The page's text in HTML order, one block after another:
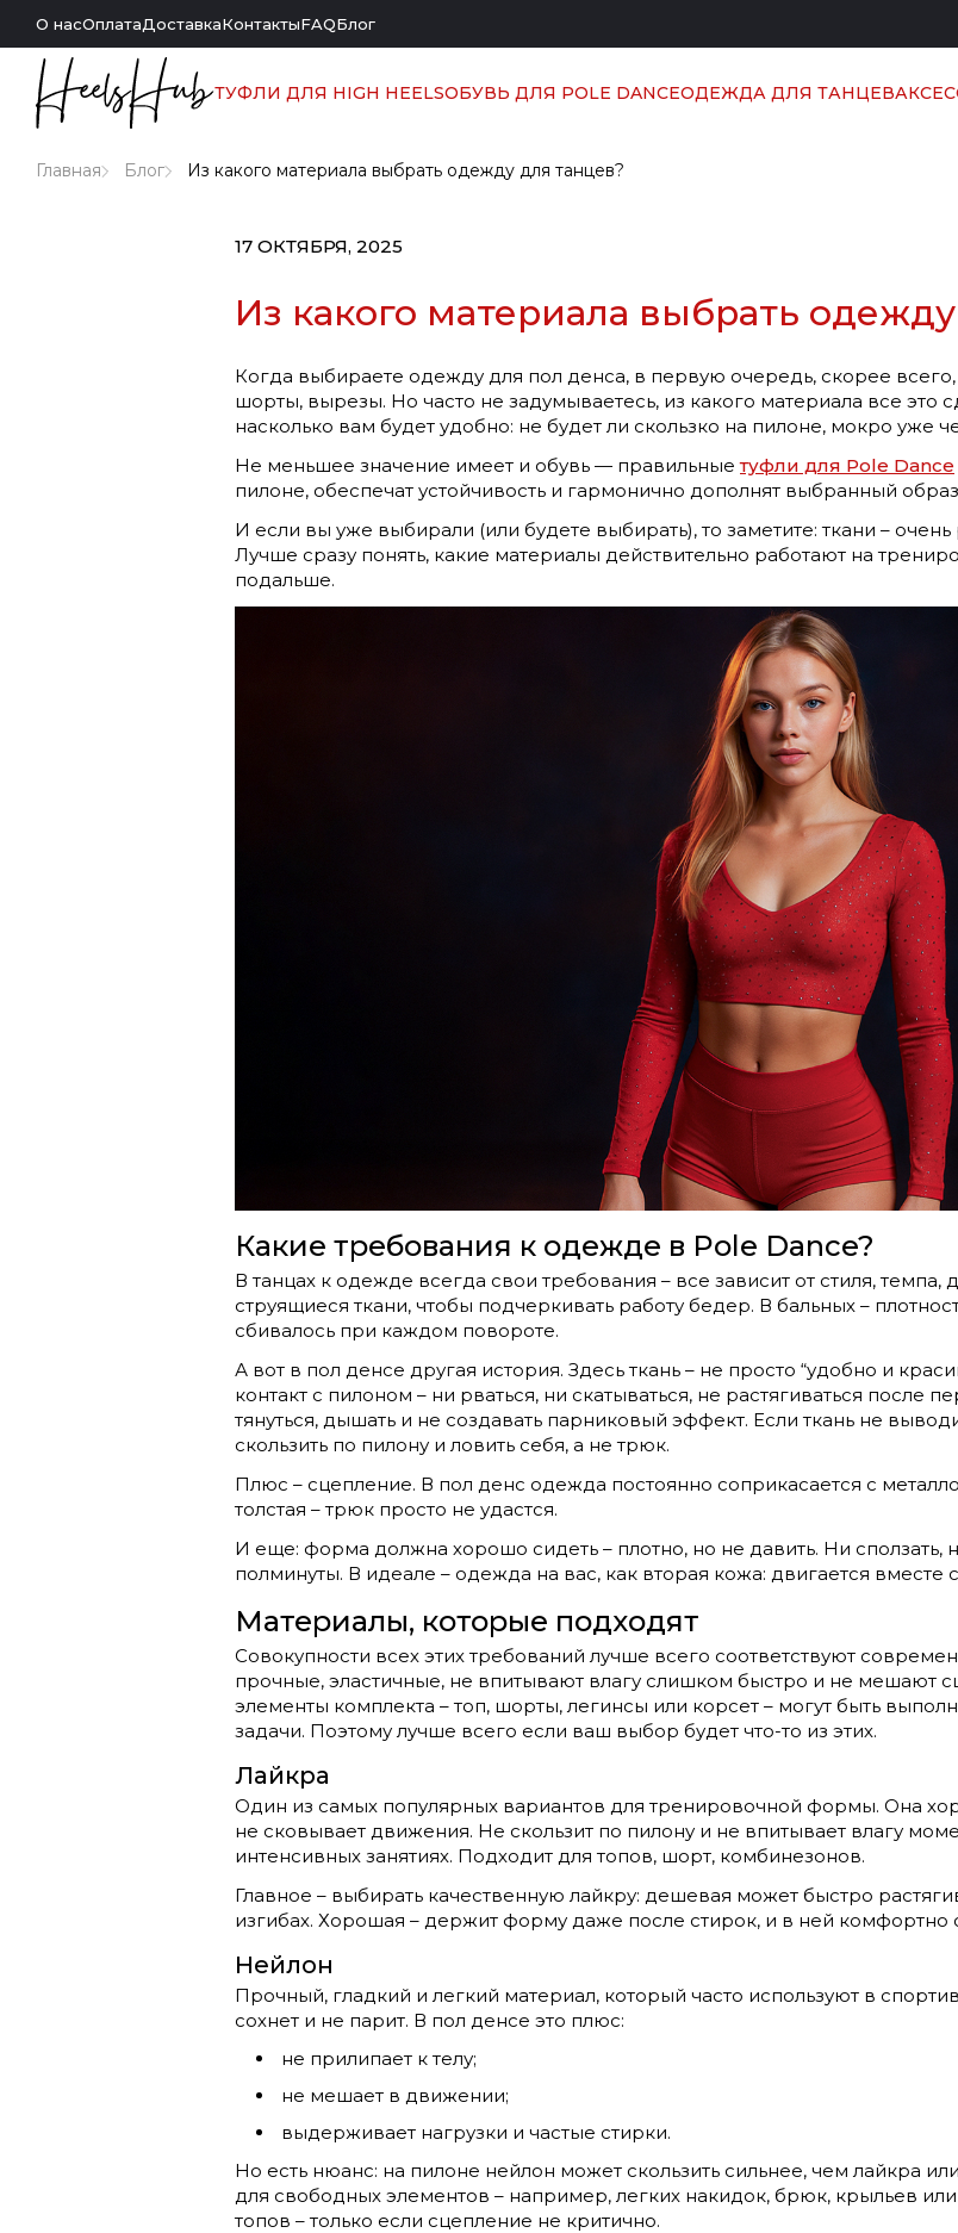
О насОплатаДоставкаКонтактыFAQБлог
ТУФЛИ ДЛЯ HIGH HEELSОБУВЬ ДЛЯ POLE DANCEОДЕЖДА ДЛЯ ТАНЦЕВ
Главная Блог Из какого материала выбрать одежду для танцев?
17 ОКТЯБРЯ, 2025
Из какого материала выбрать
Когда выбираете одежду для пол денса, в первую очередь, скорее
шорты, вырезы. Но часто не задумываетесь, из какого материала все это
насколько вам будет удобно: не будет ли скользко на пилоне, мокро уже
Не меньшее значение имеет и обувь — правильныетуфли для Pole Dance
пилоне, обеспечат устойчивость и гармонично дополнят выбранный
И если вы уже выбирали (или будете выбирать), то заметите: ткани –
Лучше сразу понять, какие материалы действительно работают на
подальше.
Какие требования к одежде в Pole Dance?
В танцах к одежде всегда свои требования – все зависит от стиля,
струящиеся ткани, чтобы подчеркивать работу бедер. В бальных –
сбивалось при каждом повороте.
А вот в пол денсе другая история. Здесь ткань – не просто “удобно и
контакт с пилоном – ни рваться, ни скатываться, не растягиваться после
тянуться, дышать и не создавать парниковый эффект. Если ткань не
скользить по пилону и ловить себя, а не трюк.
Плюс – сцепление. В пол денс одежда постоянно соприкасается с
толстая – трюк просто не удастся.
И еще: форма должна хорошо сидеть – плотно, но не давить. Ни сползать,
полминуты. В идеале – одежда на вас, как вторая кожа: двигается вместе
Материалы, которые подходят
Совокупности всех этих требований лучше всего соответствуют
прочные, эластичные, не впитывают влагу слишком быстро и не мешают
элементы комплекта – топ, шорты, легинсы или корсет – могут быть
задачи. Поэтому лучше всего если ваш выбор будет что-то из этих.
Лайкра
Один из самых популярных вариантов для тренировочной формы. Она
не сковывает движения. Не скользит по пилону и не впитывает влагу
интенсивных занятиях. Подходит для топов, шорт, комбинезонов.
Главное – выбирать качественную лайкру: дешевая может быстро
изгибах. Хорошая – держит форму даже после стирок, и в ней комфортно
Нейлон
Прочный, гладкий и легкий материал, который часто используют в
сохнет и не парит. В пол денсе это плюс:
не прилипает к телу;
не мешает в движении;
выдерживает нагрузки и частые стирки.
Но есть нюанс: на пилоне нейлон может скользить сильнее, чем лайкра
для свободных элементов – например, легких накидок, брюк, крыльев
топов – только если сцепление не критично.